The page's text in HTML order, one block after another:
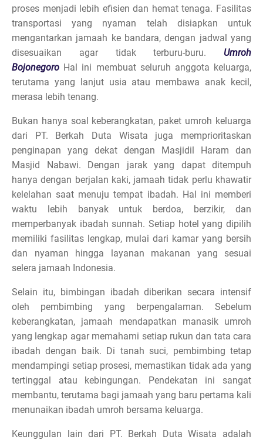
proses menjadi lebih efisien dan hemat tenaga. Fasilitas
transportasi yang nyaman telah disiapkan untuk
mengantarkan jamaah ke bandara, dengan jadwal yang
disesuaikan agar tidak terburu-buru. Umroh
Bojonegoro Hal ini membuat seluruh anggota keluarga,
terutama yang lanjut usia atau membawa anak kecil,
merasa lebih tenang.
Bukan hanya soal keberangkatan, paket umroh keluarga
dari PT. Berkah Duta Wisata juga memprioritaskan
penginapan yang dekat dengan Masjidil Haram dan
Masjid Nabawi. Dengan jarak yang dapat ditempuh
hanya dengan berjalan kaki, jamaah tidak perlu khawatir
kelelahan saat menuju tempat ibadah. Hal ini memberi
waktu lebih banyak untuk berdoa, berzikir, dan
memperbanyak ibadah sunnah. Setiap hotel yang dipilih
memiliki fasilitas lengkap, mulai dari kamar yang bersih
dan nyaman hingga layanan makanan yang sesuai
selera jamaah Indonesia.
Selain itu, bimbingan ibadah diberikan secara intensif
oleh pembimbing yang berpengalaman. Sebelum
keberangkatan, jamaah mendapatkan manasik umroh
yang lengkap agar memahami setiap rukun dan tata cara
ibadah dengan baik. Di tanah suci, pembimbing tetap
mendampingi setiap prosesi, memastikan tidak ada yang
tertinggal atau kebingungan. Pendekatan ini sangat
membantu, terutama bagi jamaah yang baru pertama kali
menunaikan ibadah umroh bersama keluarga.
Keunggulan lain dari PT. Berkah Duta Wisata adalah